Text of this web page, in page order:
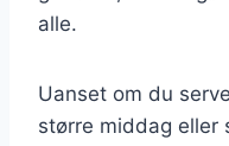
alle.
Uanset om du
større middag eller